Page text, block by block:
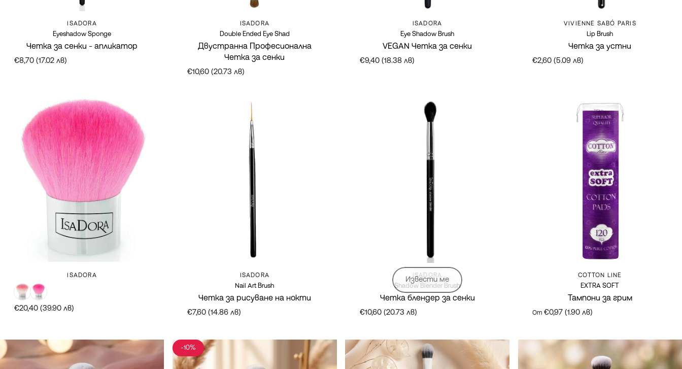
Марка:
ISADORA
Eyeshadow Sponge
Четка за сенки - апликатор
€8,70 (17.02 лв)
Марка:
ISADORA
Double Ended Eye Shad
Двустранна Професионална
Четка за сенки
€10,60 (20.73 лв)
Марка:
ISADORA
Eye Shadow Brush
VEGAN Четка за сенки
€9,40 (18.38 лв)
Марка:
VIVIENNE SABÓ PARIS
Lip Brush
Четка за устни
€2,60 (5.09 лв)
Марка:
ISADORA
€20,40 (39.90 лв)
бяло и розово
розово
Марка:
ISADORA
Nail Art Brush
Четка за рисуване на нокти
€7,60 (14.86 лв)
Извести ме
Марка:
ISADORA
Shadow Blender Brush
Четка блендер за сенки
€10,60 (20.73 лв)
Марка:
COTTON LINE
EXTRA SOFT
Тампони за грим
От€0,97 (1.90 лв)
-10%